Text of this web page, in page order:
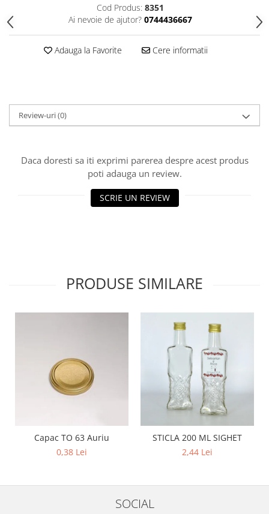
Cod Produs: 8351
Ai nevoie de ajutor? 0744436667
Adauga la Favorite Cere informatii
Review-uri(0)
Daca doresti sa iti exprimi parerea despre acest produs
poti adauga un review.
SCRIE UN REVIEW
PRODUSE SIMILARE
Capac TO 63 Auriu
0,38 Lei
STICLA 200 ML SIGHET
2,44 Lei
SOCIAL